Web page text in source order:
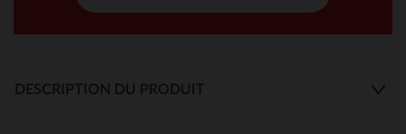
DESCRIPTION DU PRODUIT